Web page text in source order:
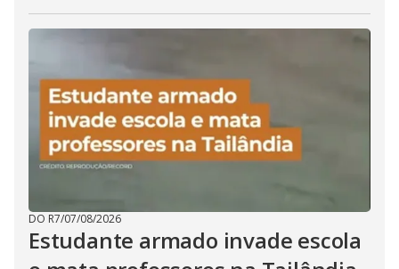
DO R7/07/08/2026
Estudante armado invade escola